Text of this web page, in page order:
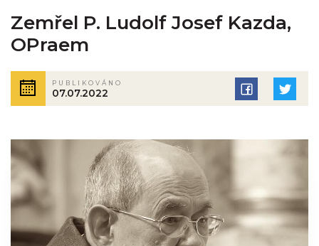
Zemřel P. Ludolf Josef Kazda,
OPraem
PUBLIKOVÁNO
07.07.2022